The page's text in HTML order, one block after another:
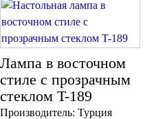
Лампа в восточном
стиле с прозрачным
стеклом T-189
Производитель: Турция